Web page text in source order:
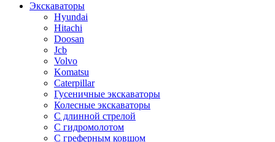
Экскаваторы
Hyundai
Hitachi
Doosan
Jcb
Volvo
Komatsu
Caterpillar
Гусеничные экскаваторы
Колесные экскаваторы
С длинной стрелой
С гидромолотом
С греферным ковшом